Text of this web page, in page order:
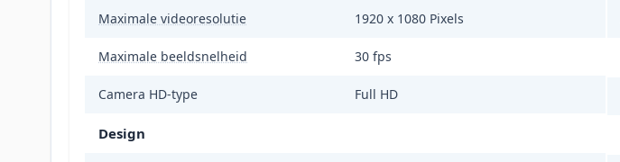
Maximale videoresolutie 1920 x 1080 Pixels
Maximale beeldsnelheid 30 fps
Camera HD-type Full HD
Design